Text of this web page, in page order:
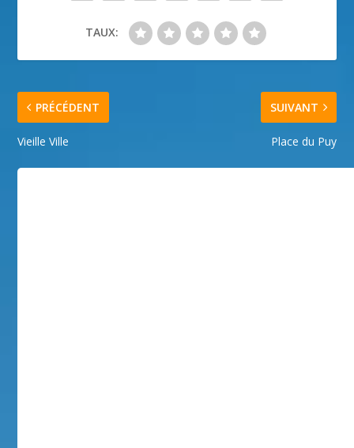
TAUX:
PRÉCÉDENT
Vieille Ville
SUIVANT
Place du Puy